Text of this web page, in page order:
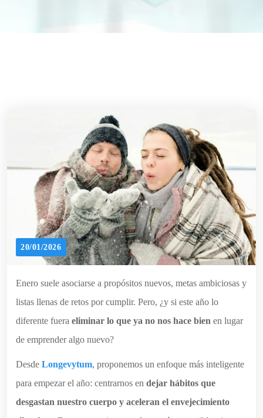
20/01/2026
Enero suele asociarse a propósitos nuevos, metas ambiciosas y
listas llenas de retos por cumplir. Pero, ¿y si este año lo
diferente fuera eliminar lo que ya no nos hace bien en lugar
de emprender algo nuevo?
Desde Longevytum, proponemos un enfoque más inteligente
para empezar el año: centrarnos en dejar hábitos que
desgastan nuestro cuerpo y aceleran el envejecimiento